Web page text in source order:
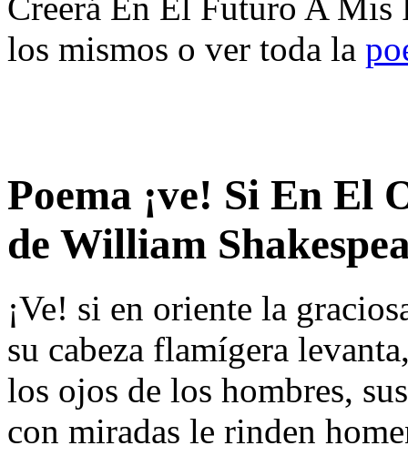
los mismos o ver toda la
Poema ¡ve! Si En El
de William
¡Ve! si en oriente la
su cabeza flamígera
los ojos de los hombres,
con miradas le rinden